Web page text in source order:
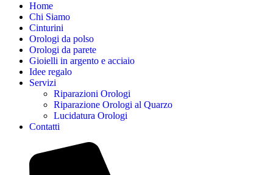
Home
Chi Siamo
Cinturini
Orologi da polso
Orologi da parete
Gioielli in argento e acciaio
Idee regalo
Servizi
Riparazioni Orologi
Riparazione Orologi al Quarzo
Lucidatura Orologi
Contatti